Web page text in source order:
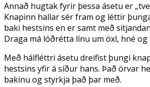
Annað hugtak fyrir þessa ásetu er
Knapinn hallar sér fram og léttir
baki hestsins en er samt með
Draga má lóðrétta línu um öxl, hné og
Með hálfléttri ásetu dreifist þungi
hestsins yfir á síður hans. Það örvar
bakinu og styrkja það þar með.